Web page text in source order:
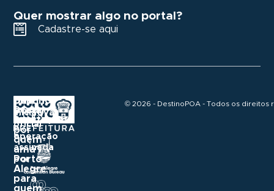
Quer mostrar algo no portal?
Cadastre-se aqui
Destino
POA
Um
portal
construído
por
quem
ama
Porto
Alegre
para
quem
Uma
iniciativa
oficial
e
assinada
por
Realização
e
operação
© 2026 - DestinoPOA - Todos os direitos